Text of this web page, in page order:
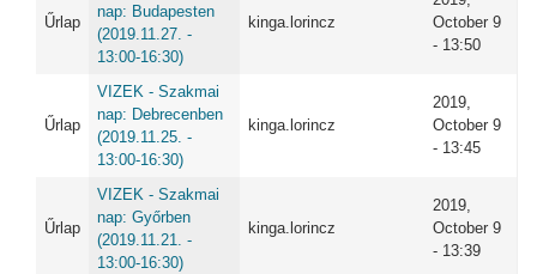
Űrlap
nap: Budapesten
(2019.11.27. -
13:00-16:30)
kinga.lorincz
October 9
- 13:50
Űrlap
VIZEK - Szakmai
nap: Debrecenben
(2019.11.25. -
13:00-16:30)
kinga.lorincz
2019,
October 9
- 13:45
Űrlap
VIZEK - Szakmai
nap: Győrben
(2019.11.21. -
13:00-16:30)
kinga.lorincz
2019,
October 9
- 13:39